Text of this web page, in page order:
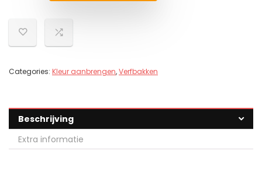
Categories: Kleur aanbrengen,Verfbakken
Beschrijving
Extra informatie